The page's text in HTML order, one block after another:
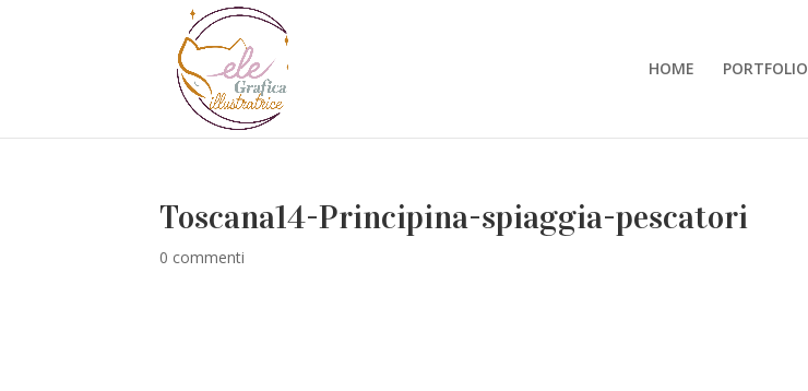
HOME PORTFOLIO
Toscana14-Principina-spiaggia-pescatori
0 commenti